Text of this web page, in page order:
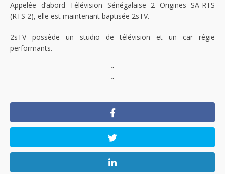
Appelée d’abord Télévision Sénégalaise 2 Origines SA-RTS
(RTS 2), elle est maintenant baptisée 2sTV.
2sTV possède un studio de télévision et un car régie
performants.
"
"